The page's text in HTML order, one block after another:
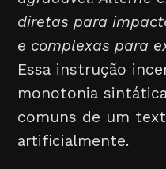
diretas para
e complexas para
Essa instrução
monotonia
comuns de um
artificialmente.